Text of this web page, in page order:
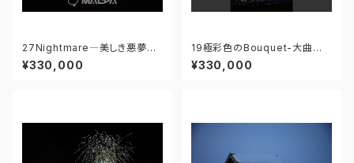
27Nightmare―美しき悪夢―-
大曲の花火 第97回全国花火競
技大会 - 17667573058689
¥330,000
19極彩色のBouquet-大曲の
花火 第97回全国花火競技大会
- 176671211857484
¥330,000